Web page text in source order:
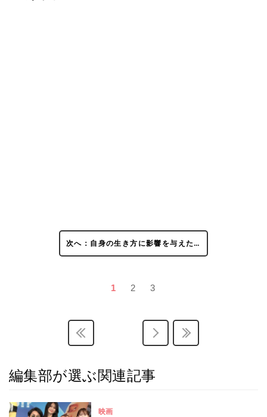
次へ：自身の生き方に影響を与えた…
1 2 3
編集部が選ぶ関連記事
映画